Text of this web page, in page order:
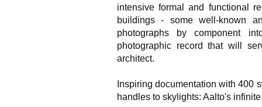
intensive formal and functional
buildings - some well-known
photographs by component
photographic record that will
architect.
Inspiring documentation with 400
handles to skylights: Aalto's